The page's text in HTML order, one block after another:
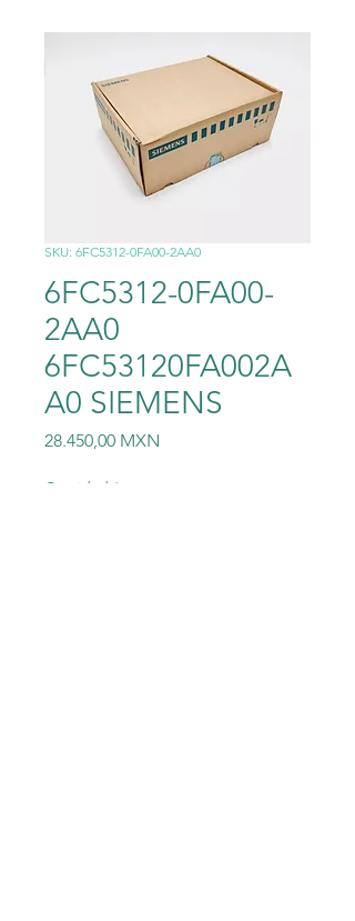
SKU: 6FC5312-0FA00-2AA0
6FC5312-0FA00-
2AA0
6FC53120FA002A
A0 SIEMENS
28.450,00 MXN
Cantidad *